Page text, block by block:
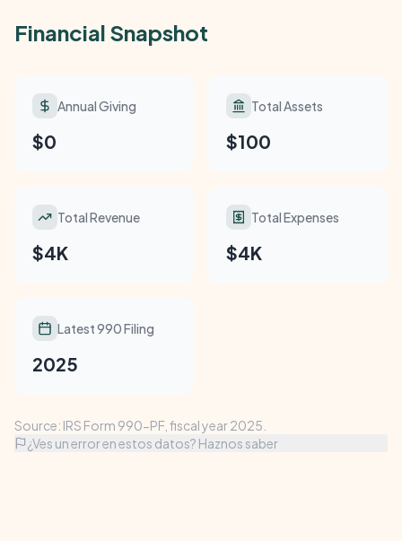
Financial Snapshot
Annual Giving
$0
Total Assets
$100
Total Revenue
$4K
Total Expenses
$4K
Latest 990 Filing
2025
Source: IRS Form 990-PF, fiscal year 2025.
¿Ves un error en estos datos? Haznos saber